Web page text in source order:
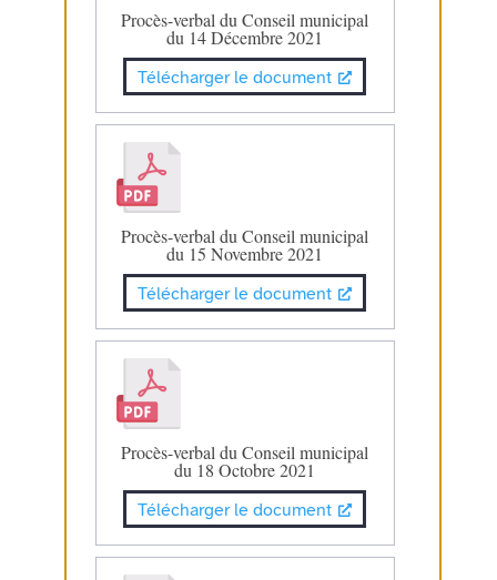
Procès-verbal du Conseil municipal
du 14 Décembre 2021
Télécharger le document
Procès-verbal du Conseil municipal
du 15 Novembre 2021
Télécharger le document
Procès-verbal du Conseil municipal
du 18 Octobre 2021
Télécharger le document